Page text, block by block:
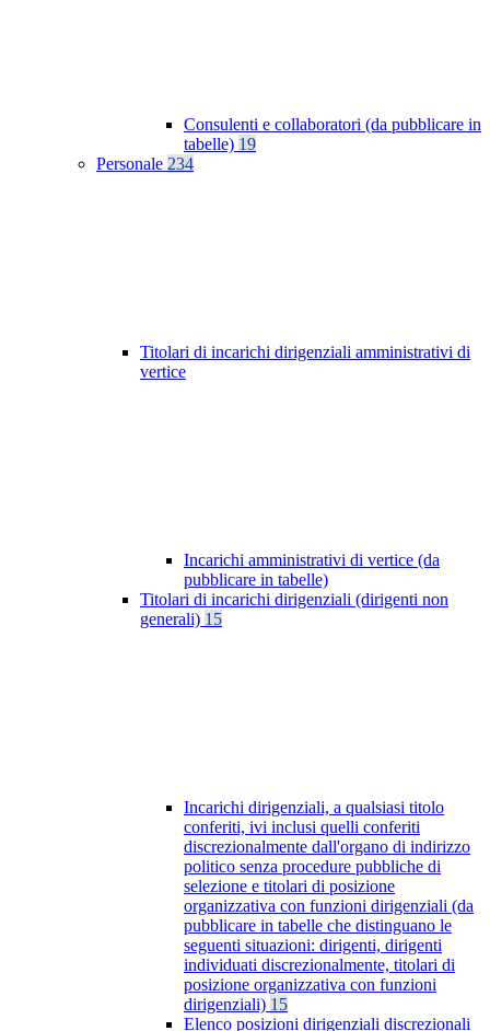
Consulenti e collaboratori (da pubblicare in
tabelle) 19
Personale 234
Titolari di incarichi dirigenziali amministrativi di
vertice
Incarichi amministrativi di vertice (da
pubblicare in tabelle)
Titolari di incarichi dirigenziali (dirigenti non
generali) 15
Incarichi dirigenziali, a qualsiasi titolo
conferiti, ivi inclusi quelli conferiti
discrezionalmente dall'organo di indirizzo
politico senza procedure pubbliche di
selezione e titolari di posizione
organizzativa con funzioni dirigenziali (da
pubblicare in tabelle che distinguano le
seguenti situazioni: dirigenti, dirigenti
individuati discrezionalmente, titolari di
posizione organizzativa con funzioni
dirigenziali) 15
Elenco posizioni dirigenziali discrezionali